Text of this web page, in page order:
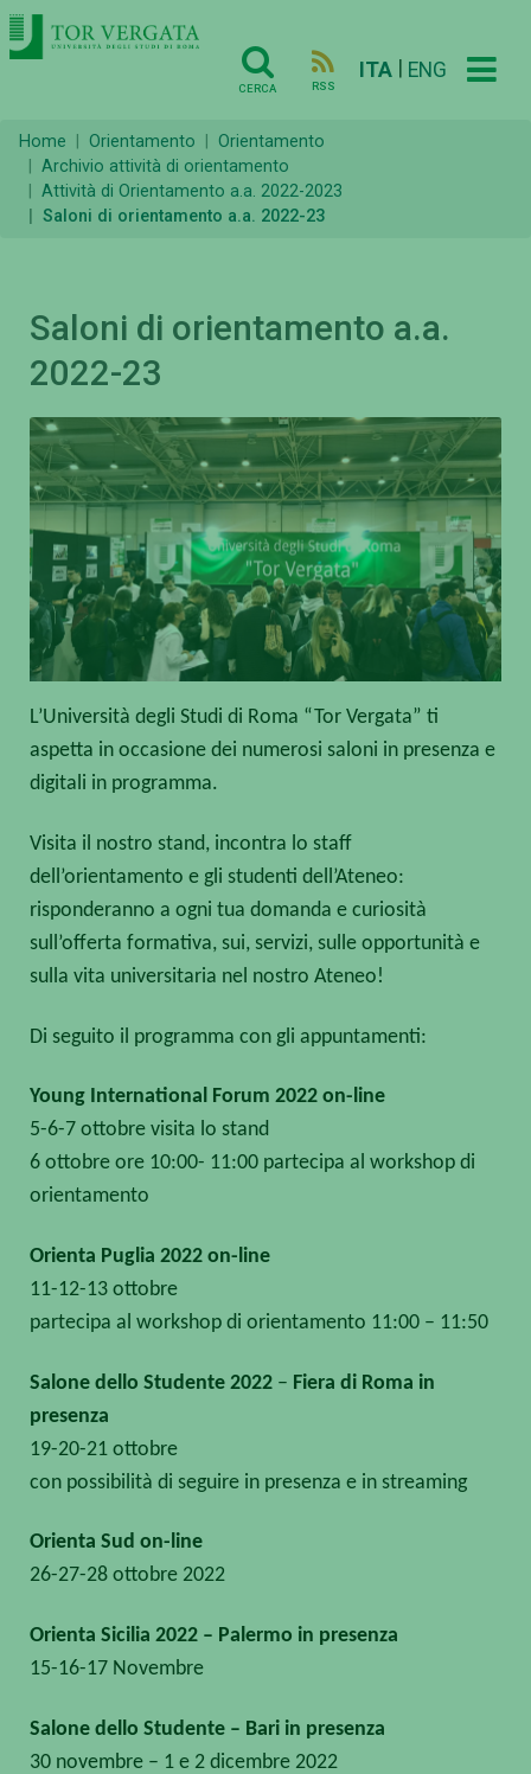
CERCA RSS
ITA ENG
Home Orientamento
Orientamento
Archivio attività di orientamento
Attività di Orientamento a.a. 2022-2023
Saloni di orientamento a.a. 2022-23
Saloni di orientamento a.a.
2022-23
L’Università degli Studi di Roma “Tor Vergata” ti
aspetta in occasione dei numerosi saloni in presenza e
digitali in programma.
Visita il nostro stand, incontra lo staff
dell’orientamento e gli studenti dell’Ateneo:
risponderanno a ogni tua domanda e curiosità
sull’offerta formativa, sui, servizi, sulle opportunità e
sulla vita universitaria nel nostro Ateneo!
Di seguito il programma con gli appuntamenti:
Young International Forum 2022 on-line
5-6-7 ottobre visita lo stand
6 ottobre ore 10:00- 11:00 partecipa al workshop di
orientamento
Orienta Puglia 2022 on-line
11-12-13 ottobre
partecipa al workshop di orientamento 11:00 – 11:50
Salone dello Studente 2022 – Fiera di Roma in
presenza
19-20-21 ottobre
con possibilità di seguire in presenza e in streaming
Orienta Sud on-line
26-27-28 ottobre 2022
Orienta Sicilia 2022 – Palermo in presenza
15-16-17 Novembre
Salone dello Studente – Bari in presenza
30 novembre – 1 e 2 dicembre 2022